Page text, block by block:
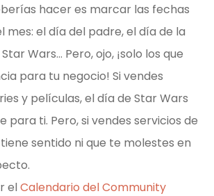
hacer es marcar las fechas
el día del padre, el día de la
Wars… Pero, ojo, ¡solo los que
para tu negocio! Si vendes
y películas, el día de Star Wars
para ti. Pero, si vendes servicios de
sentido ni que te molestes en
el Calendario del Community